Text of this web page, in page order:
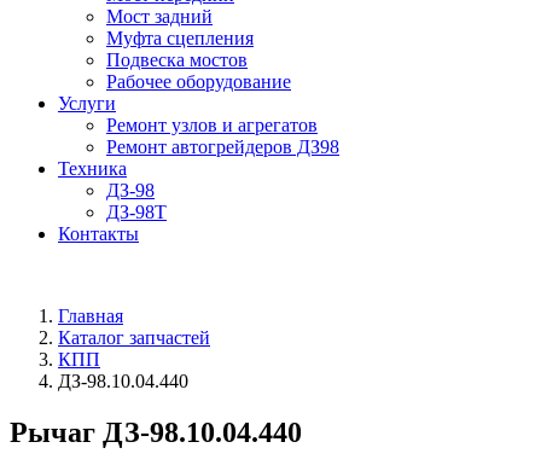
Мост задний
Муфта сцепления
Подвеска мостов
Рабочее оборудование
Услуги
Ремонт узлов и агрегатов
Ремонт автогрейдеров ДЗ98
Техника
ДЗ-98
ДЗ-98Т
Контакты
Главная
Каталог запчастей
КПП
ДЗ-98.10.04.440
Рычаг ДЗ-98.10.04.440